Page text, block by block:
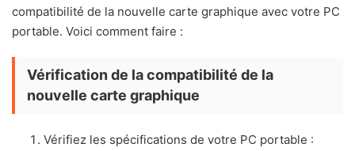
compatibilité de la nouvelle carte graphique avec votre PC
portable. Voici comment faire :
Vérification de la compatibilité de la
nouvelle carte graphique
Vérifiez les spécifications de votre PC portable :